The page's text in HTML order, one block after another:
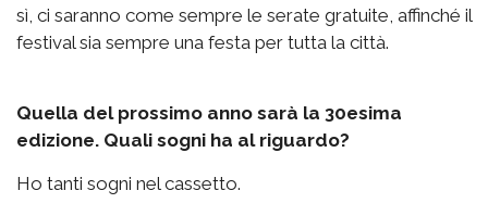
sì, ci saranno come sempre le serate gratuite, affinché il
festival sia sempre una festa per tutta la città.
Quella del prossimo anno sarà la 30esima
edizione. Quali sogni ha al riguardo?
Ho tanti sogni nel cassetto.